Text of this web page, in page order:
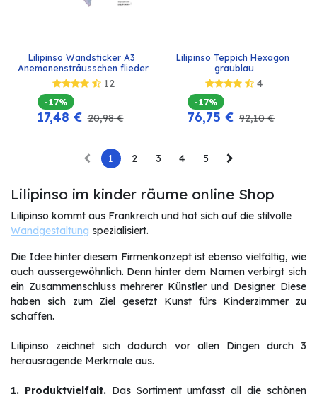
Lilipinso Wandsticker A3
Anemonensträusschen flieder
12
-17%
17,48 € 20,98€
Lilipinso Teppich Hexagon
graublau
4
-17%
76,75 € 92,10€
1 2 3 4 5
Lilipinso im kinder räume online Shop
Lilipinso kommt aus Frankreich und hat sich auf die stilvolle
Wandgestaltung spezialisiert.
Die Idee hinter diesem Firmenkonzept ist ebenso vielfältig, wie
auch aussergewöhnlich. Denn hinter dem Namen verbirgt sich
ein Zusammenschluss mehrerer Künstler und Designer. Diese
haben sich zum Ziel gesetzt Kunst fürs Kinderzimmer zu
schaffen.
Lilipinso zeichnet sich dadurch vor allen Dingen durch 3
herausragende Merkmale aus.
1. Produktvielfalt.Das Sortiment umfasst all die schönen